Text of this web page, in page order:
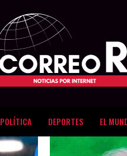
POLÍTICA DEPORTES EL